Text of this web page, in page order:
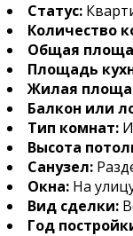
Статус:
Количество
Общая
Площадь
Жилая
Балкон или
Тип комнат:
Высота
Санузел:
Окна: На
Вид сделки:
Год